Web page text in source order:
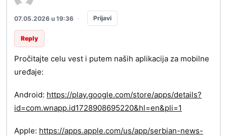
07.05.2026 u 19:36 · Prijavi
Reply
Pročitajte celu vest i putem naših aplikacija za mobilne
uređaje:
Android: https://play.google.com/store/apps/details?
id=com.wnapp.id1728908695220&hl=en&pli=1
Apple: https://apps.apple.com/us/app/serbian-news-